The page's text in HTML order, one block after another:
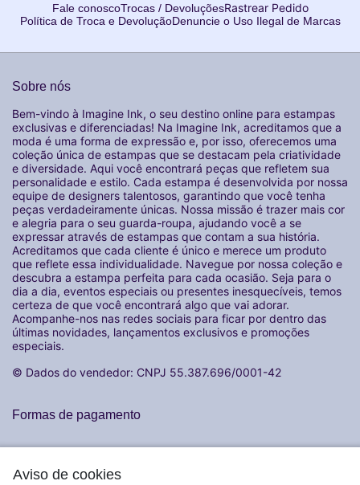
Aviso de cookies
Fale conoscoTrocas / DevoluçõesRastrear Pedido
Política de Troca e DevoluçãoDenuncie o Uso Ilegal de Marcas
Sobre nós
Bem-vindo à Imagine Ink, o seu destino online para estampas
exclusivas e diferenciadas! Na Imagine Ink, acreditamos que a
moda é uma forma de expressão e, por isso, oferecemos uma
coleção única de estampas que se destacam pela criatividade
e diversidade. Aqui você encontrará peças que refletem sua
personalidade e estilo. Cada estampa é desenvolvida por nossa
equipe de designers talentosos, garantindo que você tenha
peças verdadeiramente únicas. Nossa missão é trazer mais cor
e alegria para o seu guarda-roupa, ajudando você a se
expressar através de estampas que contam a sua história.
Acreditamos que cada cliente é único e merece um produto
que reflete essa individualidade. Navegue por nossa coleção e
descubra a estampa perfeita para cada ocasião. Seja para o
dia a dia, eventos especiais ou presentes inesquecíveis, temos
certeza de que você encontrará algo que vai adorar.
Acompanhe-nos nas redes sociais para ficar por dentro das
últimas novidades, lançamentos exclusivos e promoções
especiais.
© Dados do vendedor: CNPJ 55.387.696/0001-42
Formas de pagamento